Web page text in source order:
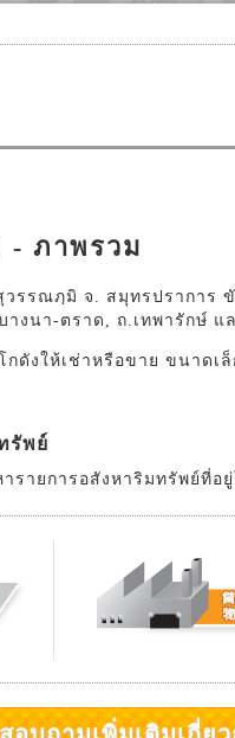
- ภาพรวม
รรณภฺมิ จ. สมุทรปราการ ขั
างนา-ตราด, ถ.เทพารักษ์ แ
กดังให้เช่าหรือขาย ขนาด
รัพย์
รายการอสังหาริมทรัพย์ที่อ